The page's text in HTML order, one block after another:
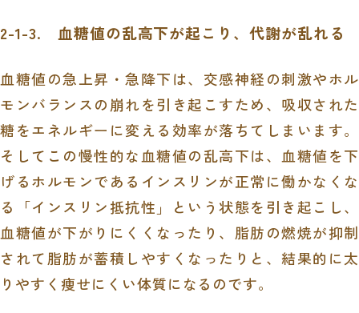
2-1-3. 血糖値の乱高下が起こり、代謝が乱れる
血糖値の急上昇・急降下は、交感神経の刺激やホル
モンバランスの崩れを引き起こすため、吸収された
糖をエネルギーに変える効率が落ちてしまいます。
そしてこの慢性的な血糖値の乱高下は、血糖値を下
げるホルモンであるインスリンが正常に働かなくな
る「インスリン抵抗性」という状態を引き起こし、
血糖値が下がりにくくなったり、脂肪の燃焼が抑制
されて脂肪が蓄積しやすくなったりと、結果的に太
りやすく痩せにくい体質になるのです。